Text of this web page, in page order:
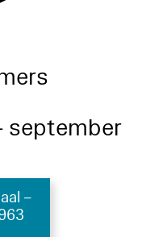
september
–